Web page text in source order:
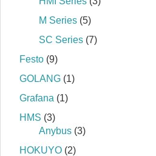
M Series (5)
SC Series (7)
Festo (9)
GOLANG (1)
Grafana (1)
HMS (3)
Anybus (3)
HOKUYO (2)